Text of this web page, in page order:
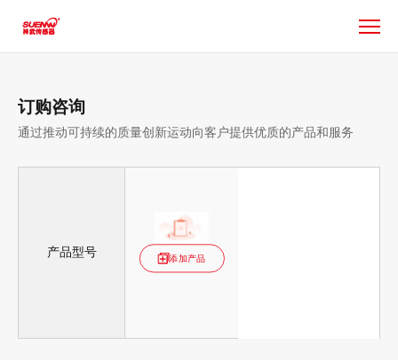
与
订购咨询
通过推动可持续的质量创新运动向客户提供优质的产品和服务
产品型号 添加产品